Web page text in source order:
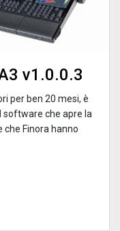
v1.0.0.3
per ben 20 mesi, è
software che apre la
Finora hanno